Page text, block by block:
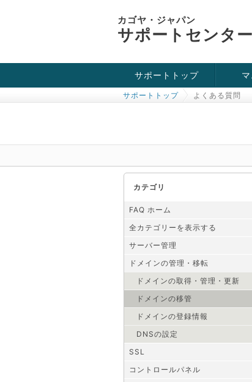
カゴヤ・ジャパン
サポートセンター
サポートトップ
お役立ち情報
チュートリアル
障害・メンテナンス情報
サポートトップ よくある質問
カテゴリ
FAQ ホーム
全カテゴリーを表示する
サーバー管理
ドメインの管理・移転
ドメインの取得・管理・更新
ドメインの移管
ドメインの登録情報
DNSの設定
SSL
コントロールパネル